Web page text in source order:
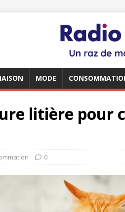
MODE
litière pour
0